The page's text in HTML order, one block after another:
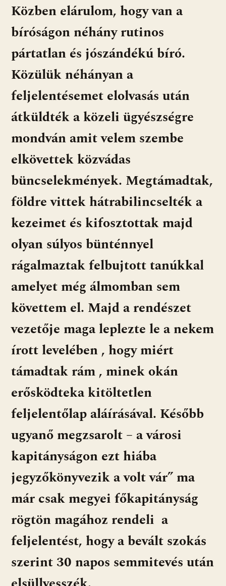
Közben elárulom, hogy van a
bíróságon néhány rutinos
pártatlan és jószándékú bíró.
Közülük néhányan a
feljelentésemet elolvasás után
átküldték a közeli ügyészségre
mondván amit velem szembe
elkövettek közvádas
büncselekmények. Megtámadtak,
földre vittek hátrabilincselték a
kezeimet és kifosztottak majd
olyan súlyos bünténnyel
rágalmaztak felbujtott tanúkkal
amelyet még álmomban sem
követtem el. Majd a rendészet
vezetője maga leplezte le a nekem
írott levelében , hogy miért
támadtak rám , minek okán
erősködteka kitöltetlen
feljelentőlap aláírásával. Később
ugyanő megzsarolt – a városi
kapitányságon ezt hiába
jegyzőkönyvezik a volt vár” ma
már csak megyei főkapitányság
rögtön magához rendeli a
feljelentést, hogy a bevált szokás
szerint 30 napos semmitevés után